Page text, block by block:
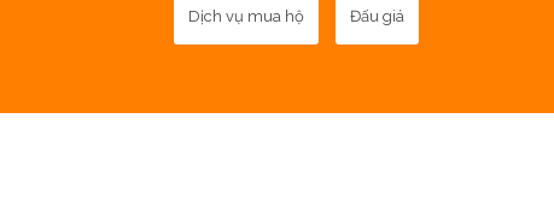
Dịch vụ mua hộ Đấu giá